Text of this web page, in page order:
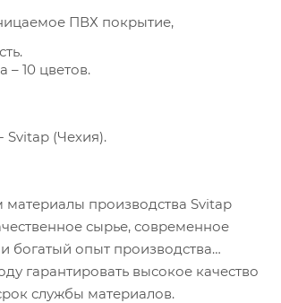
ПВХ покрытие,
– 10 цветов.
Svitap (Чехия).
производства Svitap
сырье, современное
богатый опыт производства
гарантировать высокое качество
службы материалов.